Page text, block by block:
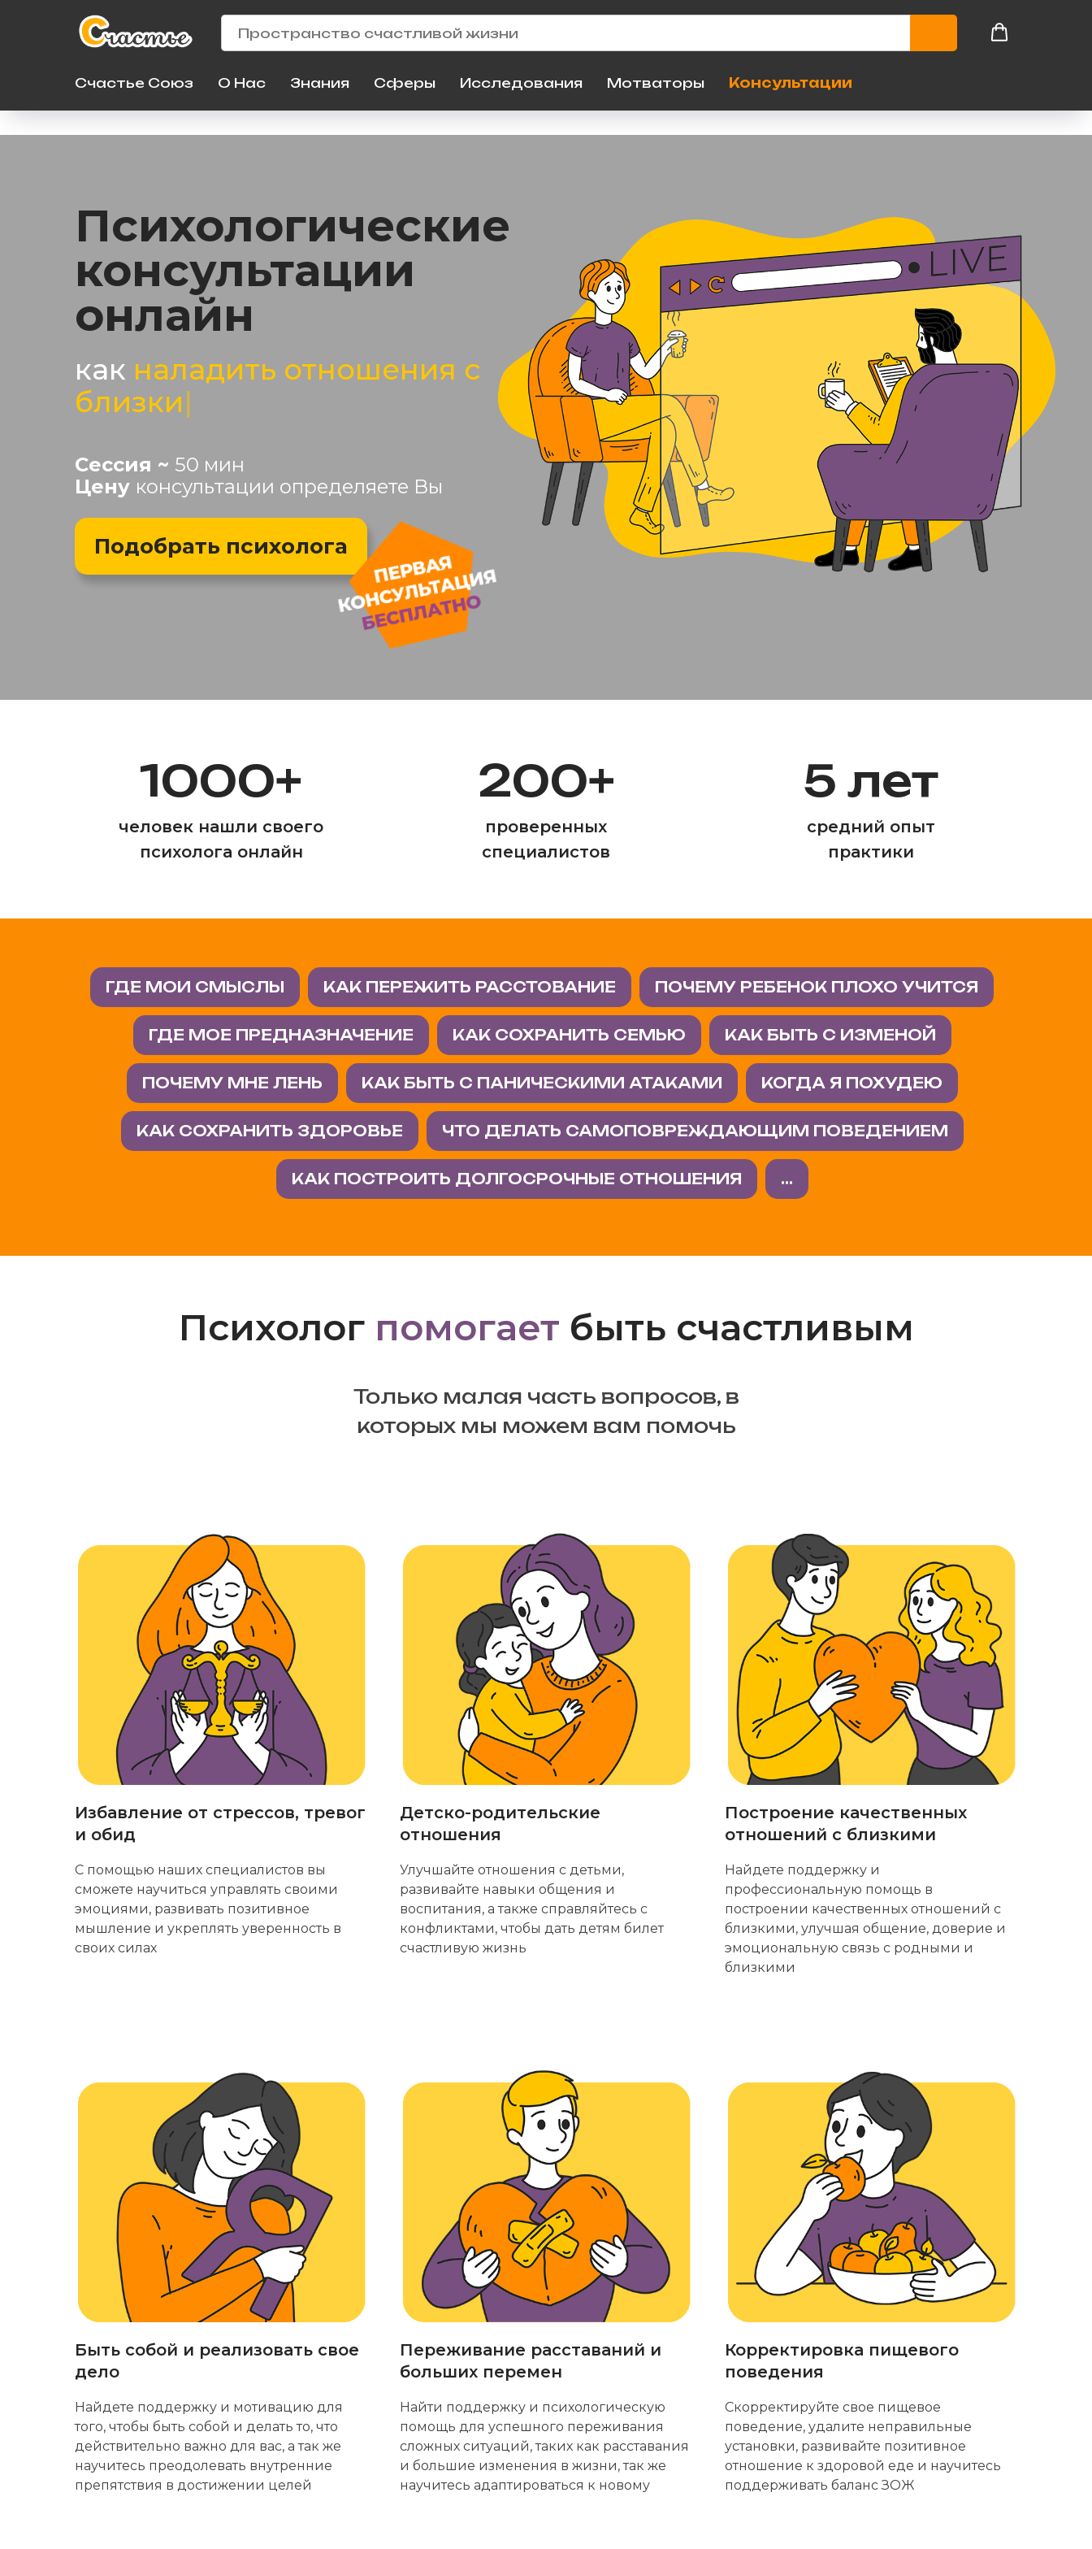
Счастье Союз О Нас Знания Сферы Исследования Мотваторы Консультации
Психологические
консультации
онлайн
как наладить отношения с
близкими
Подобрать психолога
Сессия ~ 50 мин
Цену консультации определяете Вы
1000+
человек нашли своего
психолога онлайн
200+
проверенных
специалистов
5 лет
средний опыт
практики
ГДЕ МОИ СМЫСЛЫ КАК ПЕРЕЖИТЬ РАССТОВАНИЕ ПОЧЕМУ РЕБЕНОК ПЛОХО УЧИТСЯ
ГДЕ МОЕ ПРЕДНАЗНАЧЕНИЕ КАК СОХРАНИТЬ СЕМЬЮ КАК БЫТЬ С ИЗМЕНОЙ
ПОЧЕМУ МНЕ ЛЕНЬ КАК БЫТЬ С ПАНИЧЕСКИМИ АТАКАМИ КОГДА Я ПОХУДЕЮ
КАК СОХРАНИТЬ ЗДОРОВЬЕ ЧТО ДЕЛАТЬ САМОПОВРЕЖДАЮЩИМ ПОВЕДЕНИЕМ
КАК ПОСТРОИТЬ ДОЛГОСРОЧНЫЕ ОТНОШЕНИЯ ...
Психолог помогает быть счастливым
Только малая часть вопросов, в
которых мы можем вам помочь
Избавление от стрессов, тревог
и обид
С помощью наших специалистов вы
сможете научиться управлять своими
эмоциями, развивать позитивное
мышление и укреплять уверенность в
своих силах
Детско-родительские
отношения
Улучшайте отношения с детьми,
развивайте навыки общения и
воспитания, а также справляйтесь с
конфликтами, чтобы дать детям билет
счастливую жизнь
Построение качественных
отношений с близкими
Найдете поддержку и
профессиональную помощь в
построении качественных отношений с
близкими, улучшая общение, доверие и
эмоциональную связь с родными и
близкими
Быть собой и реализовать свое
дело
Найдете поддержку и мотивацию для
того, чтобы быть собой и делать то, что
действительно важно для вас, а так же
научитесь преодолевать внутренние
препятствия в достижении целей
Переживание расставаний и
больших перемен
Найти поддержку и психологическую
помощь для успешного переживания
сложных ситуаций, таких как расставания
и большие изменения в жизни, так же
научитесь адаптироваться к новому
Корректировка пищевого
поведения
Скорректируйте свое пищевое
поведение, удалите неправильные
установки, развивайте позитивное
отношение к здоровой еде и научитесь
поддерживать баланс ЗОЖ